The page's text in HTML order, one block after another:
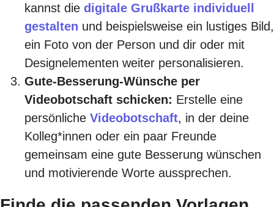
kannst die digitale Grußkarte individuell
gestalten und beispielsweise ein lustiges Bild,
ein Foto von der Person und dir oder mit
Designelementen weiter personalisieren.
Gute-Besserung-Wünsche per
Videobotschaft schicken: Erstelle eine
persönliche Videobotschaft, in der deine
Kolleg*innen oder ein paar Freunde
gemeinsam eine gute Besserung wünschen
und motivierende Worte aussprechen.